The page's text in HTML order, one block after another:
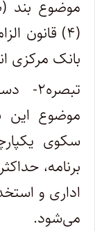
(۴) قانون
بانک مرکزی
موضوع این
سکوی
برنامه،
اداری و
می‌شود.